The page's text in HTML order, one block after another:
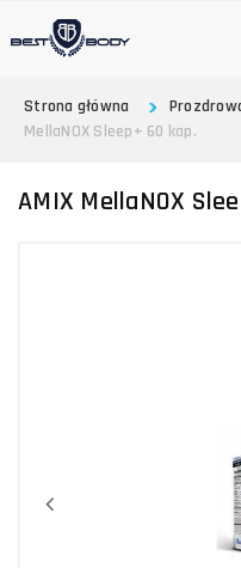
Strona główna
MellaNOX Sleep+ 60 kap.
AMIX MellaNOX